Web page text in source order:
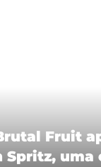
Fruit
Spritz,